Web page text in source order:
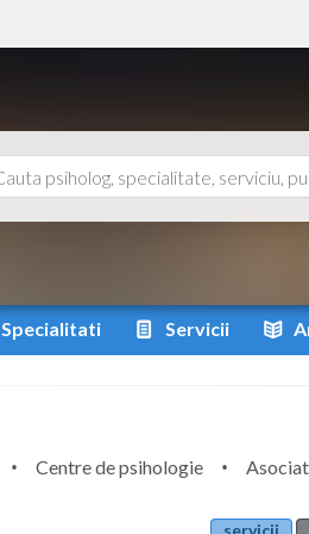
Specialitati Servicii
Centre de psihologie
servicii